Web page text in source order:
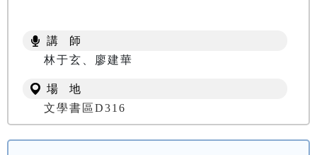
講 師
林于玄、廖建華
場 地
文學書區D316